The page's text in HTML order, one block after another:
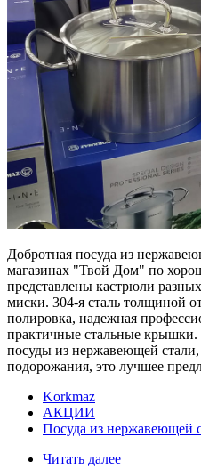
Добротная посуда из
магазинах "Твой Дом" по
представлены кастрюли
миски. 304-я сталь толщиной
полировка, надежная
практичные стальные
посуды из нержавеющей
подорожания, это лучшее
Korkmaz
АКЦИИ
Посуда из нержавеющей
Читать далее